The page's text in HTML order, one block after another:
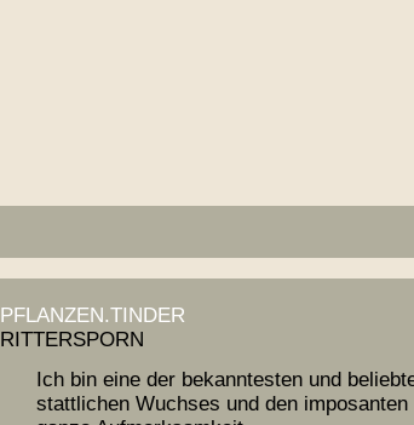
PFLANZEN.TINDER
RITTERSPORN
Ich bin eine der bekanntesten und
stattlichen Wuchses und den